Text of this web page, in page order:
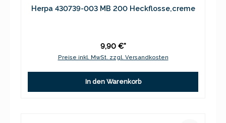
Herpa 430739-003 MB 200 Heckflosse,creme
9,90 €*
Preise inkl. MwSt. zzgl. Versandkosten
In den Warenkorb